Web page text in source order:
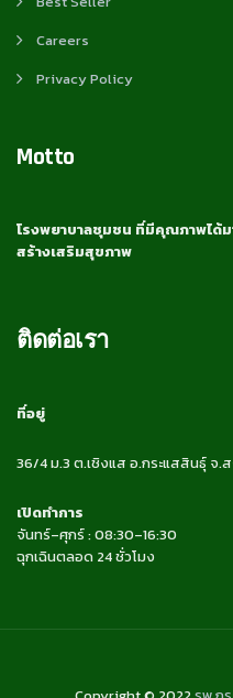
Careers
Privacy Policy
Motto
โรงพยาบาลชุมชน ที่มีคุณภาพได้ม
สร้างเสริมสุขภาพ
ติดต่อเรา
ที่อยู่
36/4 ม.3 ต.เชิงแส อ.กระแสสินธุ์ จ.
เปิดทำการ
จันทร์–ศุกร์ : 08:30–16:30
ฉุกเฉินตลอด 24 ชั่วโมง